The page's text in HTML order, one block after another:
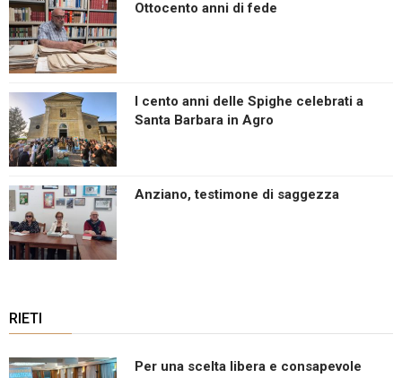
Ottocento anni di fede
I cento anni delle Spighe celebrati a
Santa Barbara in Agro
Anziano, testimone di saggezza
RIETI
Per una scelta libera e consapevole